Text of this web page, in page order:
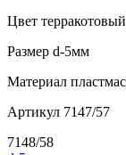
Цвет терракотовый
Размер d-5мм
Материал
Артикул 7147/57
7148/58